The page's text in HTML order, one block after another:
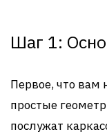
Шаг 1:
Первое, что вам
простые
послужат